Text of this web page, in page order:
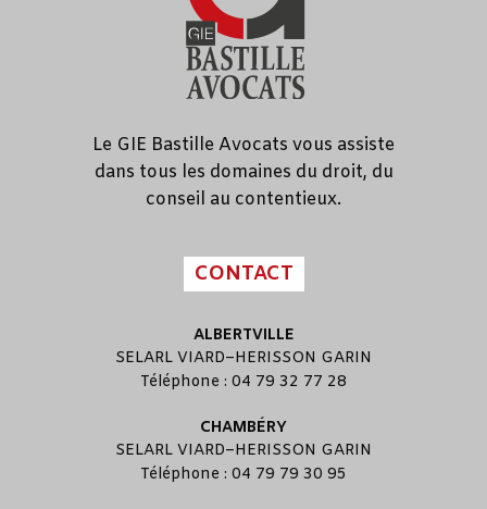
Le GIE Bastille Avocats vous assiste
dans tous les domaines du droit, du
conseil au contentieux.
CONTACT
ALBERTVILLE
SELARL VIARD–HERISSON GARIN
Téléphone : 04 79 32 77 28
CHAMBÉRY
SELARL VIARD–HERISSON GARIN
Téléphone : 04 79 79 30 95